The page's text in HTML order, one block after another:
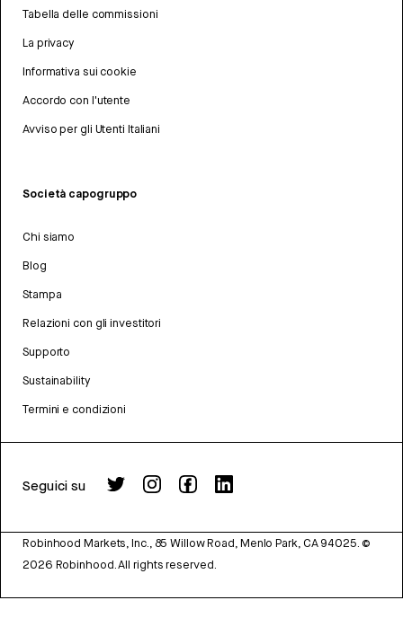
Tabella delle commissioni
La privacy
Informativa sui cookie
Accordo con l'utente
Avviso per gli Utenti Italiani
Società capogruppo
Chi siamo
Blog
Stampa
Relazioni con gli investitori
Supporto
Sustainability
Termini e condizioni
Seguici su
Robinhood Markets, Inc., 85 Willow Road, Menlo Park, CA 94025. ©
2026 Robinhood. All rights reserved.